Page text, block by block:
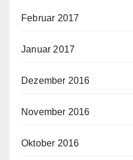
Februar 2017
Januar 2017
Dezember 2016
November 2016
Oktober 2016